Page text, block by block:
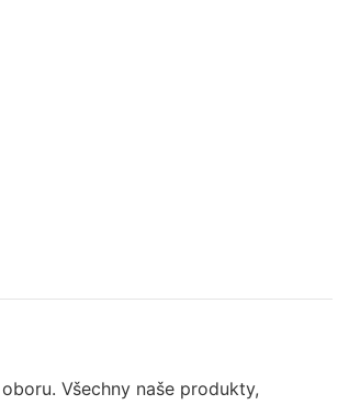
Všechny naše produkty,